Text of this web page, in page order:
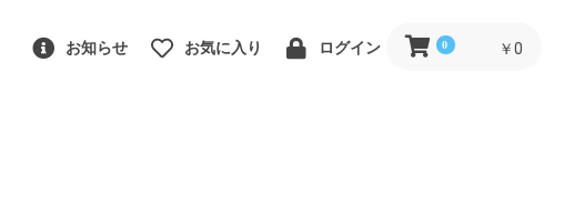
お知らせ お気に入り ログイン 0 ￥0